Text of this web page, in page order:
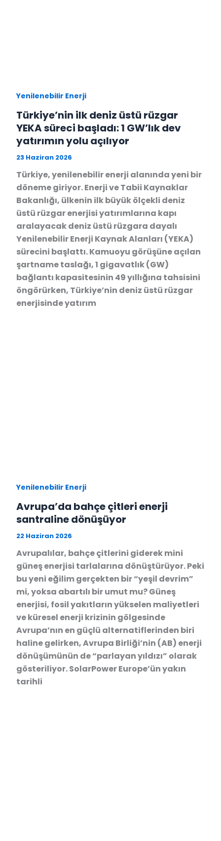
Yenilenebilir Enerji
Türkiye’nin ilk deniz üstü rüzgar
YEKA süreci başladı: 1 GW’lık dev
yatırımın yolu açılıyor
23 Haziran 2026
Türkiye, yenilenebilir enerji alanında yeni bir
döneme giriyor. Enerji ve Tabii Kaynaklar
Bakanlığı, ülkenin ilk büyük ölçekli deniz
üstü rüzgar enerjisi yatırımlarına kapı
aralayacak deniz üstü rüzgara dayalı
Yenilenebilir Enerji Kaynak Alanları (YEKA)
sürecini başlattı. Kamuoyu görüşüne açılan
şartname taslağı, 1 gigavatlık (GW)
bağlantı kapasitesinin 49 yıllığına tahsisini
öngörürken, Türkiye’nin deniz üstü rüzgar
enerjisinde yatırım
Yenilenebilir Enerji
Avrupa’da bahçe çitleri enerji
santraline dönüşüyor
22 Haziran 2026
Avrupalılar, bahçe çitlerini giderek mini
güneş enerjisi tarlalarına dönüştürüyor. Peki
bu yeni eğilim gerçekten bir “yeşil devrim”
mi, yoksa abartılı bir umut mu? Güneş
enerjisi, fosil yakıtların yükselen maliyetleri
ve küresel enerji krizinin gölgesinde
Avrupa’nın en güçlü alternatiflerinden biri
haline gelirken, Avrupa Birliği’nin (AB) enerji
dönüşümünün de “parlayan yıldızı” olarak
gösteriliyor. SolarPower Europe’ün yakın
tarihli